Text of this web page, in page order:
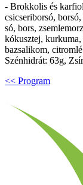
- Brokkolis és
csicseriborsó,
só, bors,
kókusztej,
bazsalikom,
Szénhidrát: 63g,
<< Program